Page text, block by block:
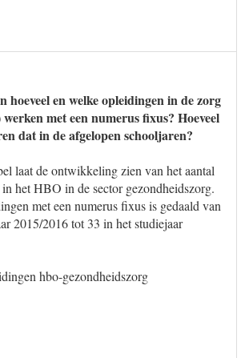
hoeveel en welke opleidingen in de zorg
met een numerus fixus? Hoeveel
dat in de afgelopen schooljaren?
laat de ontwikkeling zien van het aantal
het HBO in de sector gezondheidszorg.
met een numerus fixus is gedaald van
2015/2016 tot 33 in het studiejaar
hbo-gezondheidszorg